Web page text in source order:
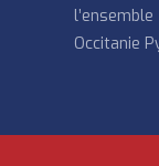
Occitanie